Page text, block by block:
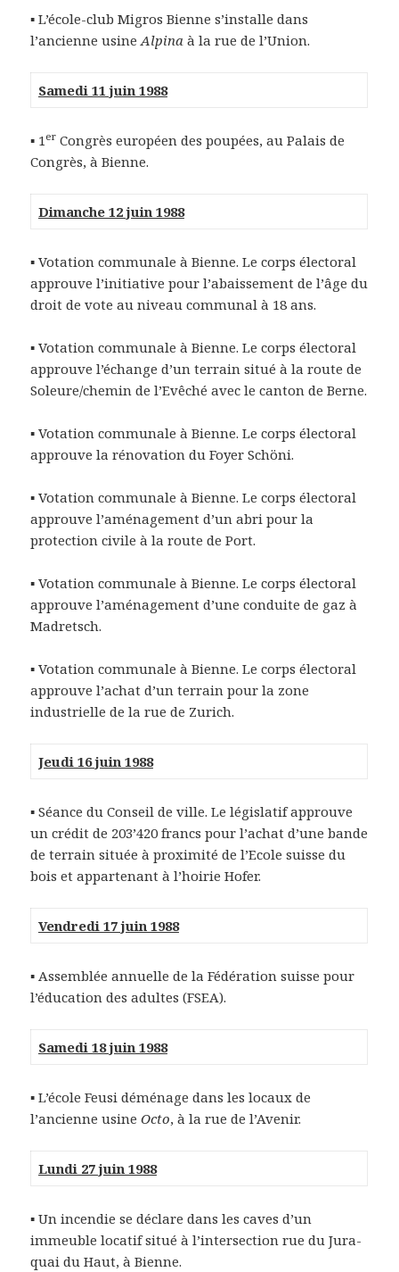
▪ L’école-club Migros Bienne s’installe dans
l’ancienne usineAlpinaà la rue de l’Union.
Samedi 11 juin 1988
▪ 1er Congrès européen des poupées, au Palais de
Congrès, à Bienne.
Dimanche 12 juin 1988
▪ Votation communale à Bienne. Le corps électoral
approuve l’initiative pour l’abaissement de l’âge du
droit de vote au niveau communal à 18 ans.
▪ Votation communale à Bienne. Le corps électoral
approuve l’échange d’un terrain situé à la route de
Soleure/chemin de l’Evêché avec le canton de Berne.
▪ Votation communale à Bienne. Le corps électoral
approuve la rénovation du Foyer Schöni.
▪ Votation communale à Bienne. Le corps électoral
approuve l’aménagement d’un abri pour la
protection civile à la route de Port.
▪ Votation communale à Bienne. Le corps électoral
approuve l’aménagement d’une conduite de gaz à
Madretsch.
▪ Votation communale à Bienne. Le corps électoral
approuve l’achat d’un terrain pour la zone
industrielle de la rue de Zurich.
Jeudi 16 juin 1988
▪ Séance du Conseil de ville. Le législatif approuve
un crédit de 203’420 francs pour l’achat d’une bande
de terrain située à proximité de l’Ecole suisse du
bois et appartenant à l’hoirie Hofer.
Vendredi 17 juin 1988
▪ Assemblée annuelle de la Fédération suisse pour
l’éducation des adultes (FSEA).
Samedi 18 juin 1988
▪ L’école Feusi déménage dans les locaux de
l’ancienne usineOcto, à la rue de l’Avenir.
Lundi 27 juin 1988
▪ Un incendie se déclare dans les caves d’un
immeuble locatif situé à l’intersection rue du Jura-
quai du Haut, à Bienne.